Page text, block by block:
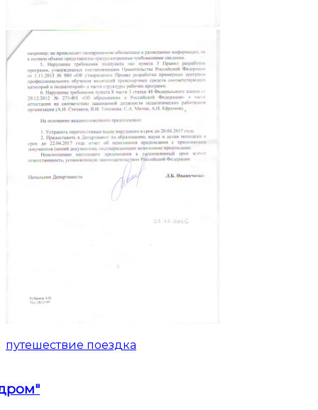
путешествие поездка